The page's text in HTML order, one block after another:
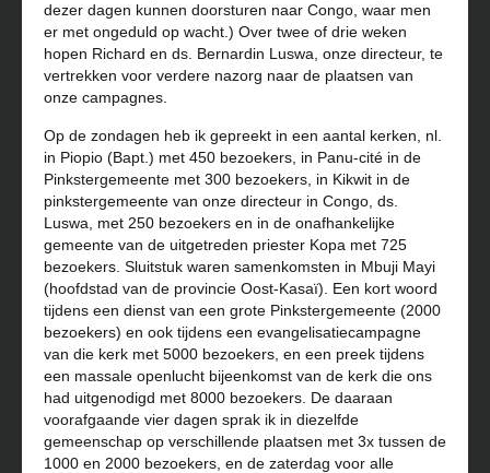
dezer dagen kunnen doorsturen naar Congo, waar men
er met ongeduld op wacht.) Over twee of drie weken
hopen Richard en ds. Bernardin Luswa, onze directeur, te
vertrekken voor verdere nazorg naar de plaatsen van
onze campagnes.
Op de zondagen heb ik gepreekt in een aantal kerken, nl.
in Piopio (Bapt.) met 450 bezoekers, in Panu-cité in de
Pinkstergemeente met 300 bezoekers, in Kikwit in de
pinkstergemeente van onze directeur in Congo, ds.
Luswa, met 250 bezoekers en in de onafhankelijke
gemeente van de uitgetreden priester Kopa met 725
bezoekers. Sluitstuk waren samenkomsten in Mbuji Mayi
(hoofdstad van de provincie Oost-Kasaï). Een kort woord
tijdens een dienst van een grote Pinkstergemeente (2000
bezoekers) en ook tijdens een evangelisatiecampagne
van die kerk met 5000 bezoekers, en een preek tijdens
een massale openlucht bijeenkomst van de kerk die ons
had uitgenodigd met 8000 bezoekers. De daaraan
voorafgaande vier dagen sprak ik in diezelfde
gemeenschap op verschillende plaatsen met 3x tussen de
1000 en 2000 bezoekers, en de zaterdag voor alle